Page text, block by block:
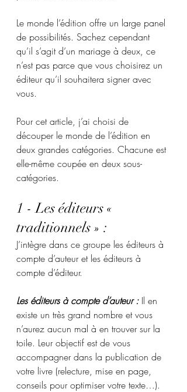
Le monde l’édition offre un large panel
de possibilités. Sachez cependant
qu’il s’agit d’un mariage à deux, ce
n’est pas parce que vous choisirez un
éditeur qu’il souhaitera signer avec
vous.
Pour cet article, j’ai choisi de
découper le monde de l’édition en
deux grandes catégories. Chacune est
elle-même coupée en deux sous-
catégories.
1 - Les éditeurs «
traditionnels » :
J’intègre dans ce groupe les éditeurs à
compte d’auteur et les éditeurs à
compte d’éditeur.
Les éditeurs à compte d’auteur : Il en
existe un très grand nombre et vous
n’aurez aucun mal à en trouver sur la
toile. Leur objectif est de vous
accompagner dans la publication de
votre livre (relecture, mise en page,
conseils pour optimiser votre texte…).